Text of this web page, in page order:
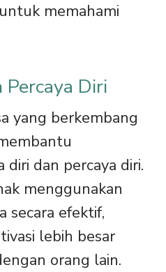
memahami
Diri
yang berkembang
dan percaya diri.
menggunakan
secara efektif,
lebih besar
orang lain.